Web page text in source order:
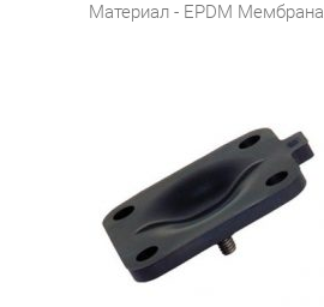
Материал - EPDM Мембрана